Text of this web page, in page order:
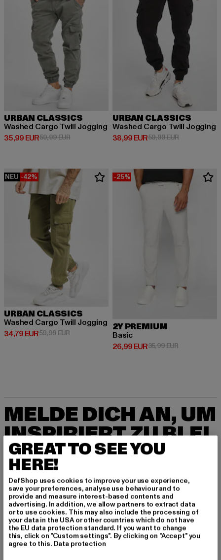
URBAN CLASSICS
Washed Cargo Twill Jogging
35,99 EUR
Derzeitiger Preis: 35,99 EUR
59,99 EURAktionspreis: 59,99 EUR
URBAN CLASSICS
Washed Cargo Twill Jogging
38,99 EUR
Derzeitiger Preis: 38,99 EUR
59,99 EURAktionspreis:
NEU -42%
URBAN CLASSICS
Washed Cargo Twill Jogging
34,79 EUR
Derzeitiger Preis: 34,79 EUR
59,99 EURAktionspreis: 59,99 EUR
-25%
2Y PREMIUM
Basic
26,99 EUR
Derzeitiger Preis: 26,99 EUR
35,99 EURAktionspreis:
MELDE DICH AN, UM
INSPIRIERT ZU BLEI
BEN!
Melde dich hier für unseren Newsletter an und
erhalte künftig Informationen über aktuelle Tre
nds, Angebote und Gutscheine von DefShop p
er E-Mail!
An welchen Produkten bist du interessiert?
GREAT TO SEE YOU
HERE!
DefShop uses cookies to improve your use experience,
save your preferences, analyse use behaviour and to
provide and measure interest-based contents and
advertising. In addition, we allow partners to extract data
or to use cookies. This may also include the processing of
your data in the USA or other countries which do not have
the EU data protection standard. If you want to change
this, click on "Custom settings". By clicking on "Accept" you
agree to this. Data protection